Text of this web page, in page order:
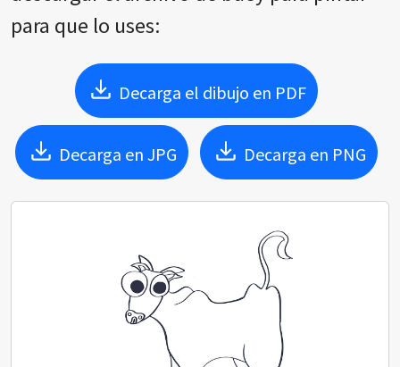
para que lo uses:
Decarga el dibujo en PDF
Decarga en JPG Decarga en PNG